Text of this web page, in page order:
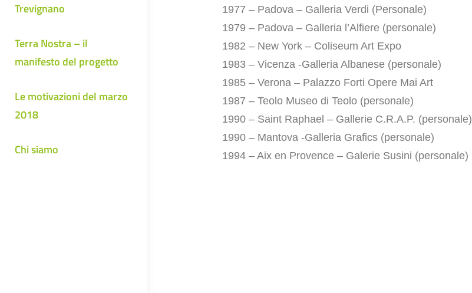
Trevignano
Terra Nostra – il
manifesto del progetto
Le motivazioni del marzo
2018
Chi siamo
1977 – Padova – Galleria Verdi (Personale)
1979 – Padova – Galleria l’Alfiere (personale)
1982 – New York – Coliseum Art Expo
1983 – Vicenza -Galleria Albanese (personale)
1985 – Verona – Palazzo Forti Opere Mai Art
1987 – Teolo Museo di Teolo (personale)
1990 – Saint Raphael – Gallerie C.R.A.P. (personale)
1990 – Mantova -Galleria Grafics (personale)
1994 – Aix en Provence – Galerie Susini (personale)